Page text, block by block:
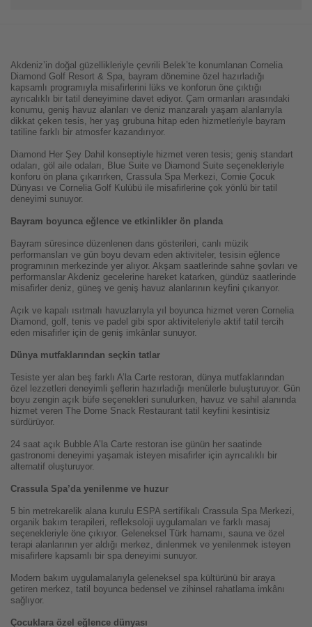
Akdeniz’in doğal güzellikleriyle çevrili Belek’te konumlanan Cornelia
Diamond Golf Resort & Spa, bayram dönemine özel hazırladığı
kapsamlı programıyla misafirlerini lüks ve konforun öne çıktığı
ayrıcalıklı bir tatil deneyimine davet ediyor. Çam ormanları arasındaki
konumu, geniş havuz alanları ve deniz manzaralı yaşam alanlarıyla
dikkat çeken tesis, her yaş grubuna hitap eden hizmetleriyle bayram
tatiline farklı bir atmosfer kazandırıyor.
Diamond Her Şey Dahil konseptiyle hizmet veren tesis; geniş standart
odaları, göl aile odaları, Blue Suite ve Diamond Suite seçenekleriyle
konforu ön plana çıkarırken, Crassula Spa Merkezi, Cornie Çocuk
Dünyası ve Cornelia Golf Kulübü ile misafirlerine çok yönlü bir tatil
deneyimi sunuyor.
Bayram boyunca eğlence ve etkinlikler ön planda
Bayram süresince düzenlenen dans gösterileri, canlı müzik
performansları ve gün boyu devam eden aktiviteler, tesisin eğlence
programının merkezinde yer alıyor. Akşam saatlerinde sahne şovları ve
performanslar Akdeniz gecelerine hareket katarken, gündüz saatlerinde
misafirler deniz, güneş ve geniş havuz alanlarının keyfini çıkarıyor.
Açık ve kapalı ısıtmalı havuzlarıyla yıl boyunca hizmet veren Cornelia
Diamond, golf, tenis ve padel gibi spor aktiviteleriyle aktif tatil tercih
eden misafirler için de geniş imkânlar sunuyor.
Dünya mutfaklarından seçkin tatlar
Tesiste yer alan beş farklı A’la Carte restoran, dünya mutfaklarından
özel lezzetleri deneyimli şeflerin hazırladığı menülerle buluşturuyor. Gün
boyu zengin açık büfe seçenekleri sunulurken, havuz ve sahil alanında
hizmet veren The Dome Snack Restaurant tatil keyfini kesintisiz
sürdürüyor.
24 saat açık Bubble A’la Carte restoran ise günün her saatinde
gastronomi deneyimi yaşamak isteyen misafirler için ayrıcalıklı bir
alternatif oluşturuyor.
Crassula Spa’da yenilenme ve huzur
5 bin metrekarelik alana kurulu ESPA sertifikalı Crassula Spa Merkezi,
organik bakım terapileri, refleksoloji uygulamaları ve farklı masaj
seçenekleriyle öne çıkıyor. Geleneksel Türk hamamı, sauna ve özel
terapi alanlarının yer aldığı merkez, dinlenmek ve yenilenmek isteyen
misafirlere kapsamlı bir spa deneyimi sunuyor.
Modern bakım uygulamalarıyla geleneksel spa kültürünü bir araya
getiren merkez, tatil boyunca bedensel ve zihinsel rahatlama imkânı
sağlıyor.
Çocuklara özel eğlence dünyası